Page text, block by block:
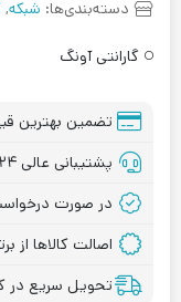
دسته‌بندی‌ها: شبکه,
گارانتی آونگ
تضمین بهترین
پشتیبانی عالی ۲۴ ساعته، ۷ روز هفته
در صورت
اصالت کالاها از
تحویل سریع در